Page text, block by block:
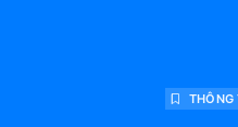
THÔNG